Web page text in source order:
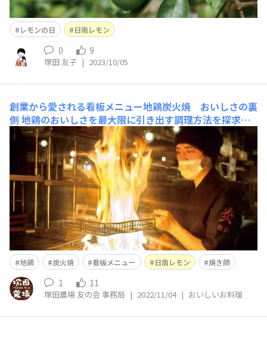
レモンの日 日南レモン
0 9
塚田 友子 | 2023/10/05
創業から愛される看板メニュー地鶏炭火焼 おいしさの裏
側 地鶏のおいしさを最大限に引き出す調理方法を探求し
続けています「炭火焼」は、塚田農場を代表する創業当時
からの看板メニュー。当店自慢の地鶏を一番おいしく召し
上がっていただける料理です。研修を受けた焼き師が、お
店に届いた肉の状態を見極め、炭や火力を調整し、地鶏本
来の旨味を引き出しながら最高の焼き加減でご提
地鶏 炭火焼 看板メニュー 日南レモン 焼き師
1 11
塚田農場 友の会 事務局 | 2022/11/04 | おいしいお料理